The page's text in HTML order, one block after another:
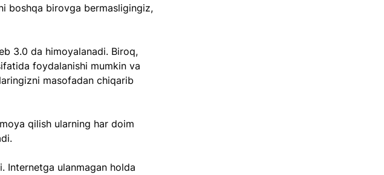
boshqa birovga bermasligingiz,
3.0 da himoyalanadi. Biroq,
foydalanishi mumkin va
masofadan chiqarib
qilish ularning har doim
Internetga ulanmagan holda